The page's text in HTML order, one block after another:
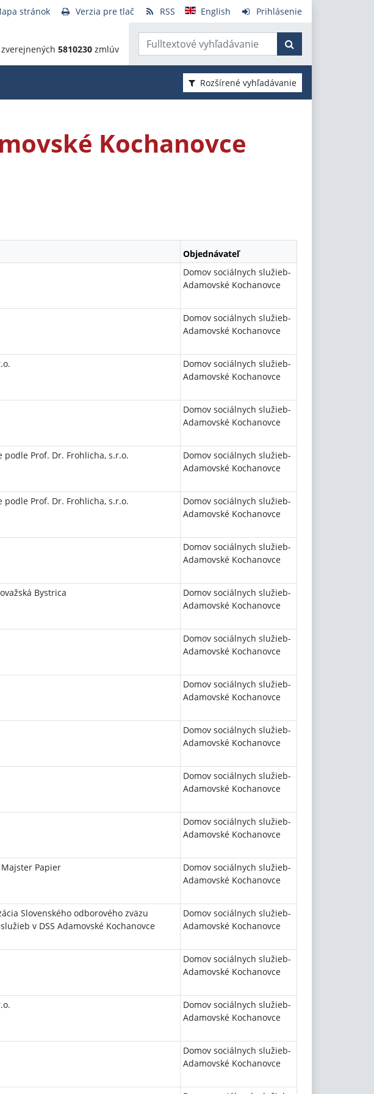
stránok Verzia pre tlač RSS English Prihlásenie
5810230 zmlúv
Rozšírené vyhľadávanie
Kochanovce
Objednávateľ
Domov sociálnych služieb-
Adamovské Kochanovce
Domov sociálnych služieb-
Adamovské Kochanovce
Domov sociálnych služieb-
Adamovské Kochanovce
Domov sociálnych služieb-
Adamovské Kochanovce
podle Prof. Dr. Frohlicha, s.r.o.
Domov sociálnych služieb-
Adamovské Kochanovce
podle Prof. Dr. Frohlicha, s.r.o.
Domov sociálnych služieb-
Adamovské Kochanovce
Domov sociálnych služieb-
Adamovské Kochanovce
Bystrica
Domov sociálnych služieb-
Adamovské Kochanovce
Domov sociálnych služieb-
Adamovské Kochanovce
Domov sociálnych služieb-
Adamovské Kochanovce
Domov sociálnych služieb-
Adamovské Kochanovce
Domov sociálnych služieb-
Adamovské Kochanovce
Domov sociálnych služieb-
Adamovské Kochanovce
Papier
Domov sociálnych služieb-
Adamovské Kochanovce
Slovenského odborového zväzu
v DSS Adamovské Kochanovce
Domov sociálnych služieb-
Adamovské Kochanovce
Domov sociálnych služieb-
Adamovské Kochanovce
Domov sociálnych služieb-
Adamovské Kochanovce
Domov sociálnych služieb-
Adamovské Kochanovce